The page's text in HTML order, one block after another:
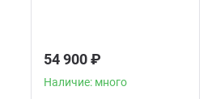
54 900 ₽
Наличие: много